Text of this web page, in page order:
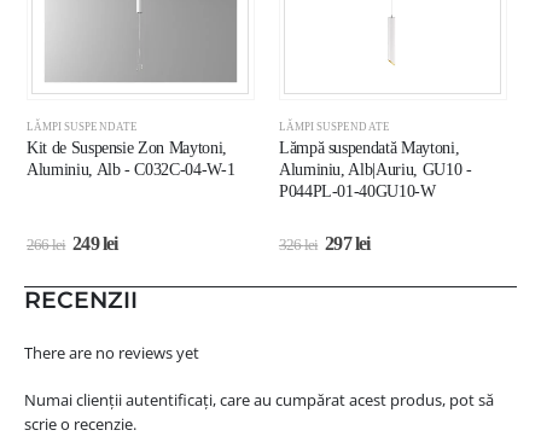
LĂMPI SUSPENDATE
Kit de Suspensie Zon Maytoni,
Aluminiu, Alb - C032C-04-W-1
266lei 249lei
LĂMPI SUSPENDATE
Lămpă suspendată Maytoni,
Aluminiu, Alb|Auriu, GU10 -
P044PL-01-40GU10-W
326lei 297lei
RECENZII
There are no reviews yet
Numai clienții autentificați, care au cumpărat acest produs, pot să
scrie o recenzie.